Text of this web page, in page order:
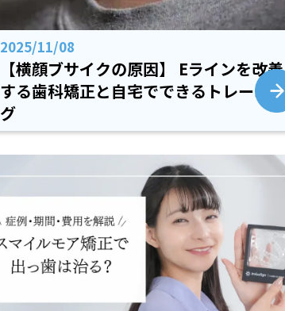
2025/11/08
【横顔ブサイクの原因】 Eラインを改善
する歯科矯正と自宅でできるトレーニン
グ